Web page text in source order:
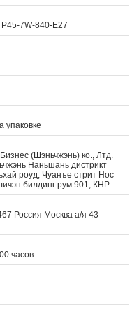
P45-7W-840-E27
упаковке
(Шэньчжэнь) ко., Лтд.
Наньшань дистрикт
роуд, Чуанъе стрит Нос
билдинг рум 901, КНР
Россия Москва а/я 43
часов